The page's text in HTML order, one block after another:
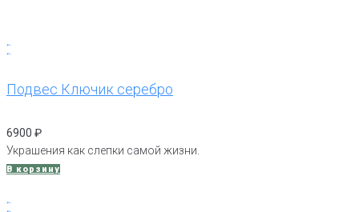
Подвес Ключик серебро
6900 ₽
Украшения как слепки самой жизни.
В корзину